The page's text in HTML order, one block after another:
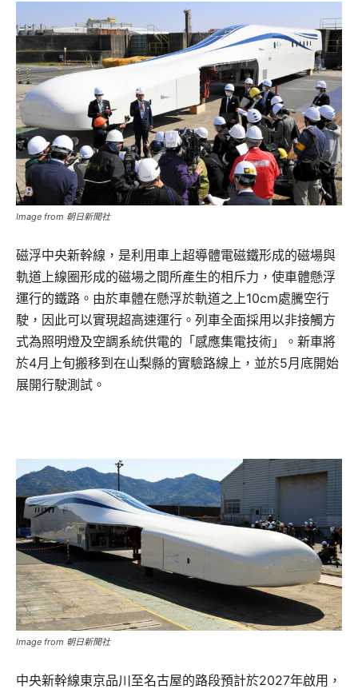
Image from 朝日新聞社
磁浮中央新幹線，是利用車上超導體電磁鐵形成的磁場與
軌道上線圈形成的磁場之間所產生的相斥力，使車體懸浮
運行的鐵路。由於車體在懸浮於軌道之上10cm處騰空行
駛，因此可以實現超高速運行。列車全面採用以非接觸方
式為照明燈及空調系統供電的「感應集電技術」。新車將
於4月上旬搬移到在山梨縣的實驗路線上，並於5月底開始
展開行駛測試。
Image from 朝日新聞社
中央新幹線東京品川至名古屋的路段預計於2027年啟用，